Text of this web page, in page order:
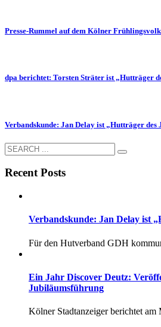
Presse-Rummel auf dem Kölner
dpa berichtet: Torsten Sträter ist „Hutträger
Verbandskunde: Jan Delay ist „Hutträger des
Recent Posts
Verbandskunde: Jan Delay ist
Für den Hutverband GDH
Ein Jahr Discover Deutz:
Jubiläumsführung
Kölner Stadtanzeiger berichtet am